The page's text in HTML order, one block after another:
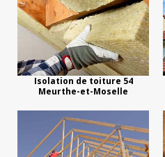
Isolation de toiture 54
Meurthe-et-Moselle